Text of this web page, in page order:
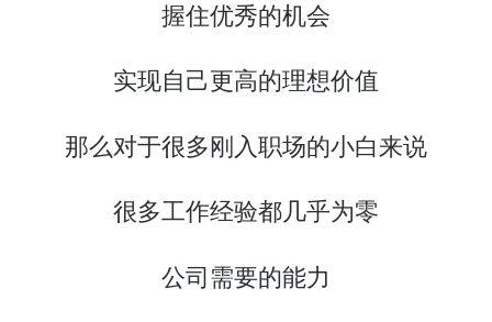
握住优秀的机会
实现自己更高的理想价值
那么对于很多刚入职场的小白来说
很多工作经验都几乎为零
公司需要的能力